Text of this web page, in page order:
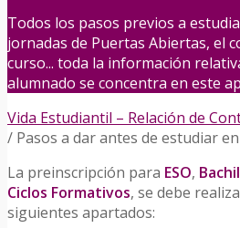
Todos los pasos previos a
jornadas de Puertas Abiertas, el
curso... toda la información
alumnado se concentra en este
Vida Estudiantil – Relación de
/ Pasos a dar antes de estudiar
La preinscripción para ESO,
Ciclos Formativos, se debe
siguientes apartados: